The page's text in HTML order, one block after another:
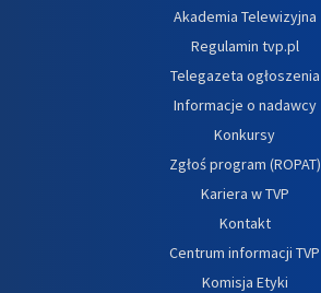
Akademia Telewizyjna
Regulamin tvp.pl
Telegazeta ogłoszenia
Informacje o nadawcy
Konkursy
Zgłoś program (ROPAT)
Kariera w TVP
Kontakt
Centrum informacji TVP
Komisja Etyki